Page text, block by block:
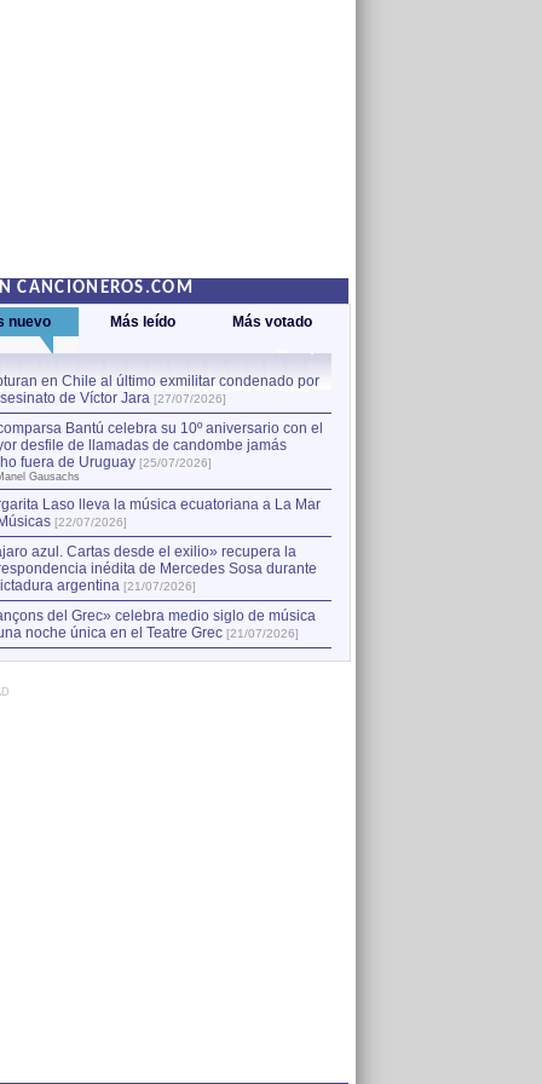
CANCIONEROS.COM
nuevo Más leído Más votado
en Chile al último exmilitar condenado por
de Víctor Jara [27/07/2026]
Bantú celebra su 10º aniversario con el
desfile de llamadas de candombe jamás
fuera de Uruguay [25/07/2026]
Gausachs
Laso lleva la música ecuatoriana a La Mar
[22/07/2026]
azul. Cartas desde el exilio» recupera la
inédita de Mercedes Sosa durante
argentina [21/07/2026]
del Grec» celebra medio siglo de música
noche única en el Teatre Grec [21/07/2026]